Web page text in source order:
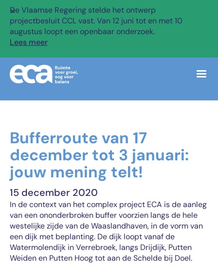
De Vlaamse Regering stelde het ontwerp
projectbesluit CCL vast. Van 12 juni tot en met 10
augustus loopt een openbaar onderzoek.
Lees meer
✕
Bufferroute van 17
december tot 3 januari:
jouw mening telt!
15 december 2020
In de context van het complex project ECA is de aanleg
van een ononderbroken buffer voorzien langs de hele
westelijke zijde van de Waaslandhaven, in de vorm van
een dijk met beplanting. De dijk loopt vanaf de
Watermolendijk in Verrebroek, langs Drijdijk, Putten
Weiden en Putten Hoog tot aan de Schelde bij Doel.